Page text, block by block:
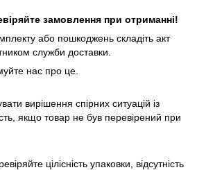
замовлення при отриманні!
або пошкоджень складіть акт
служби доставки.
нас про це.
вирішення спірних ситуацій із
якщо товар не був перевірений при
цілісність упаковки, відсутність